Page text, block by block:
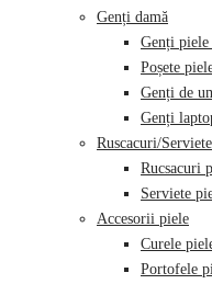
Genți damă
Genți piele
Poșete
Genți de
Genți
Ruscacuri/Serviete
Rucsacuri
Serviete
Accesorii piele
Curele
Portofele